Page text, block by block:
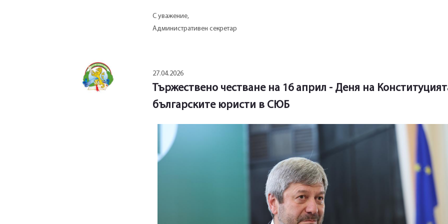
С уважение,
Административен секретар
27.04.2026
Тържествено честване на 16 април - Деня на
българските юристи в СЮБ